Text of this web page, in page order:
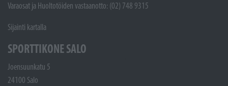
Varaosat ja Huoltotöiden vastaanotto: (02) 748 9315
Sijainti kartalla
SPORTTIKONE SALO
Joensuunkatu 5
24100 Salo